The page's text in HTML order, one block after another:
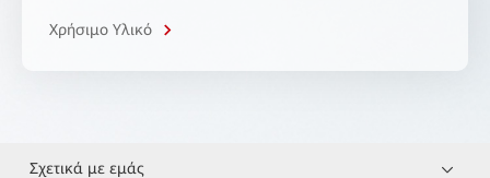
Χρήσιμο Υλικό
Σχετικά με εμάς